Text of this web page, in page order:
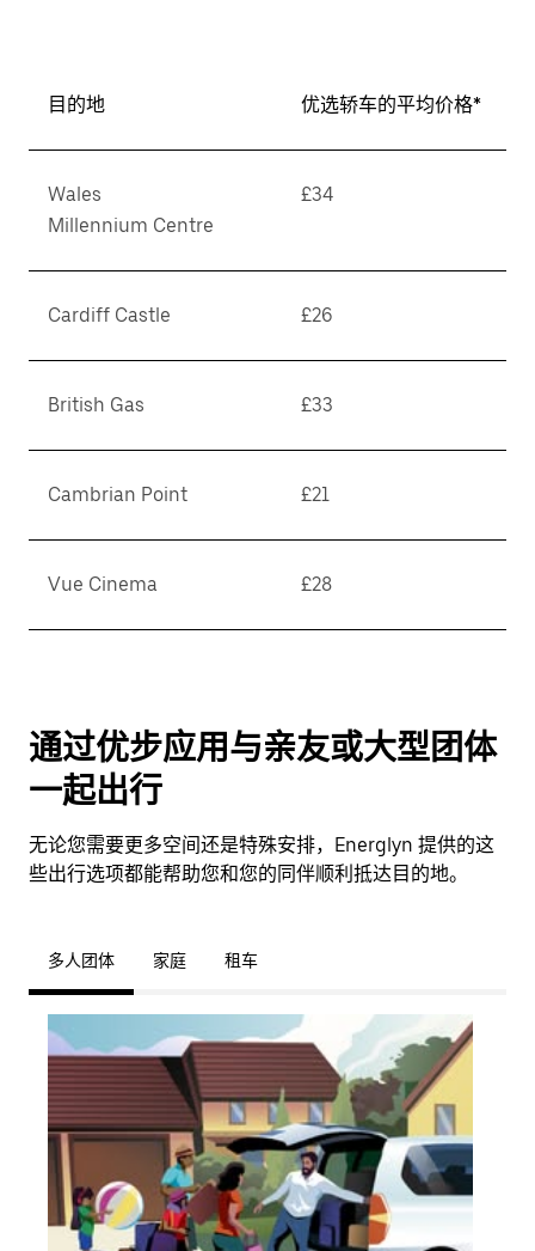
目的地 优选轿车的平均价格*
Wales
Millennium Centre
£34
Cardiff Castle £26
British Gas £33
Cambrian Point £21
Vue Cinema £28
通过优步应用与亲友或大型团体
一起出行
无论您需要更多空间还是特殊安排，Energlyn 提供的这
些出行选项都能帮助您和您的同伴顺利抵达目的地。
多人团体 家庭 租车